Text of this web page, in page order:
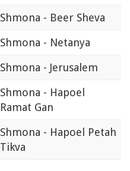
Shmona - Beer Sheva
Shmona - Netanya
Shmona - Jerusalem
Shmona - Hapoel
Ramat Gan
Shmona - Hapoel Petah
Tikva